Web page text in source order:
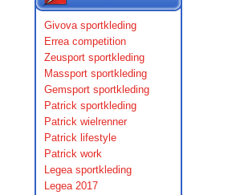
Givova sportkleding
Errea competition
Zeusport sportkleding
Massport sportkleding
Gemsport sportkleding
Patrick sportkleding
Patrick wielrenner
Patrick lifestyle
Patrick work
Legea sportkleding
Legea 2017